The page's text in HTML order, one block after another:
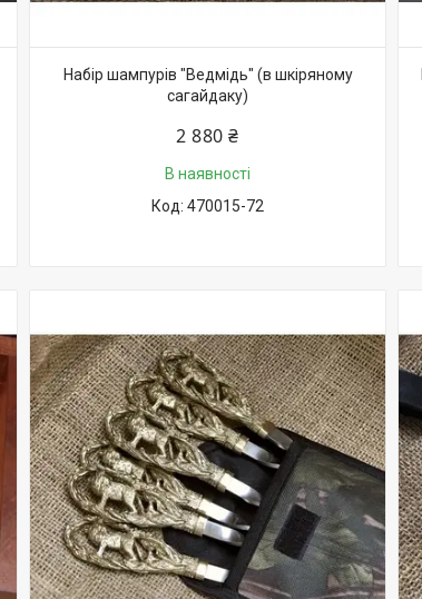
Набір шампурів "Ведмідь" (в шкіряному
сагайдаку)
2 880 ₴
В наявності
470015-72